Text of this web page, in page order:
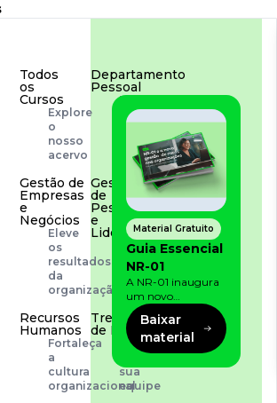
Todos
os
Cursos
Explore
o
nosso
acervo
Departamento
Pessoal
Para
simplificar
processos
Gestão de
Empresas
e
Negócios
Eleve
os
resultados
da
organização
Gestão
de
Pessoas
e
Liderança
Capacitação
com
especialistas
Recursos
Humanos
Fortaleça
a
cultura
organizacional
Treinamento
de Produto
Desenvolva
sua
equipe
Material Gratuito
Guia Essencial
NR-01
A NR-01 inaugura
um novo
momento na
prevenção de riscos:
agora, além dos
fatores físicos e
operacionais, as
empresas precisam
olhar também
Baixar
material